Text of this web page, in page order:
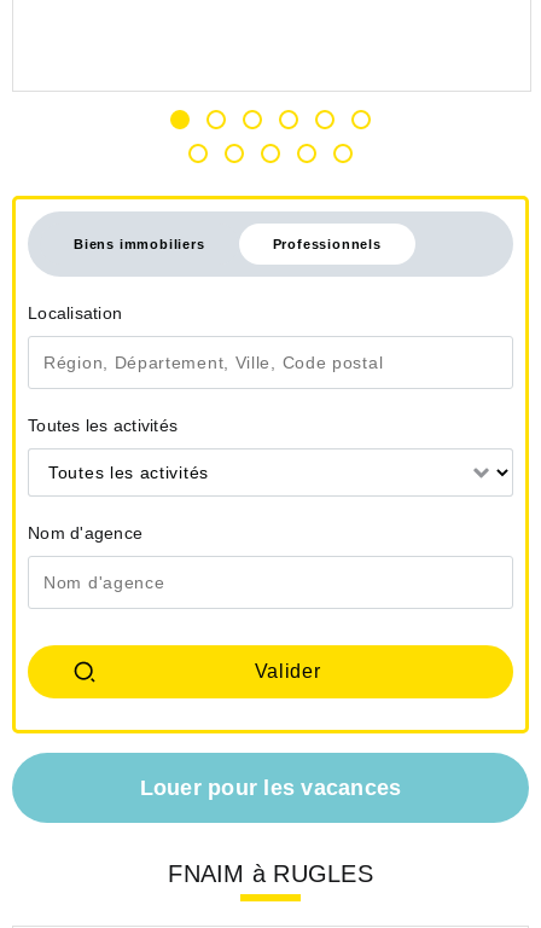
Biens immobiliers Professionnels
Localisation
Toutes les activités
Toutes les activités
Nom d'agence
Louer pour les vacances
FNAIM à RUGLES